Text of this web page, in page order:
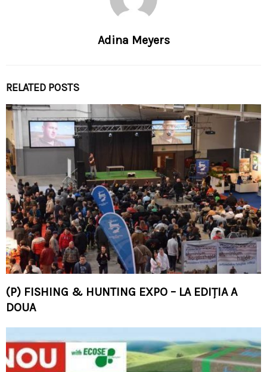
Adina Meyers
RELATED POSTS
(P) FISHING & HUNTING EXPO – LA EDIȚIA A
DOUA